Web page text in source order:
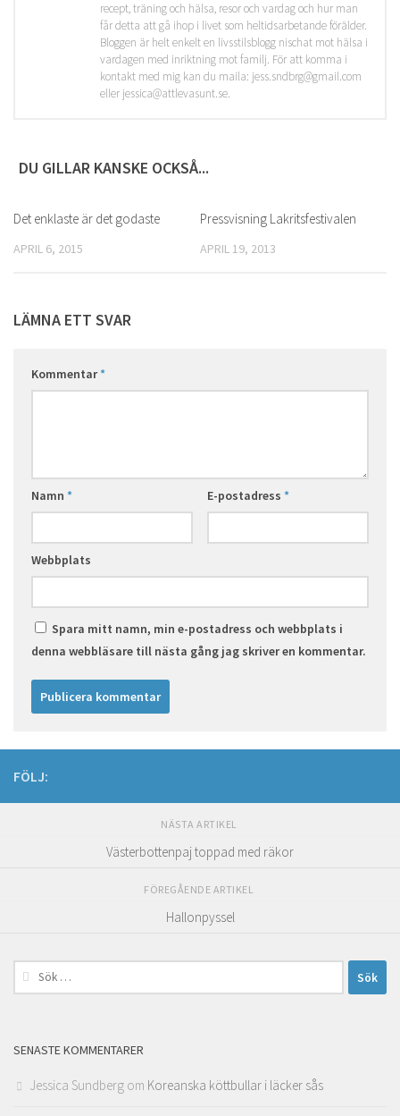
recept, träning och hälsa, resor och vardag och hur man
får detta att gå ihop i livet som heltidsarbetande förälder.
Bloggen är helt enkelt en livsstilsblogg nischat mot hälsa i
vardagen med inriktning mot familj. För att komma i
kontakt med mig kan du maila: jess.sndbrg@gmail.com
eller jessica@attlevasunt.se.
DU GILLAR KANSKE OCKSÅ...
Det enklaste är det godaste
APRIL 6, 2015
Pressvisning Lakritsfestivalen
APRIL 19, 2013
LÄMNA ETT SVAR
Kommentar*
Namn * E-postadress *
Webbplats
Spara mitt namn, min e-postadress och webbplats i
denna webbläsare till nästa gång jag skriver en kommentar.
FÖLJ:
NÄSTA ARTIKEL
Västerbottenpaj toppad med räkor
FÖREGÅENDE ARTIKEL
Hallonpyssel
Sök
efter:
SENASTE KOMMENTARER
Jessica Sundberg om Koreanska köttbullar i läcker sås